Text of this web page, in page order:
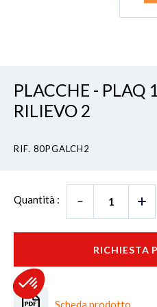
PLACCHE - PLAQ
RILIEVO 2
RIF. 80PGALCH2
Quantità :
RICHIESTA
Scheda prodotto